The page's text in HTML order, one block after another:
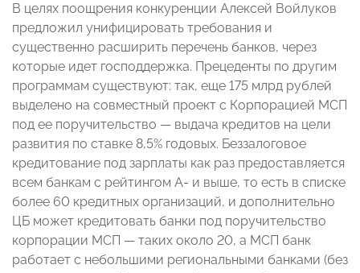
В целях поощрения конкуренции Алексей Войлуков
предложил унифицировать требования и
существенно расширить перечень банков, через
которые идет господдержка. Прецеденты по другим
программам существуют: так, еще 175 млрд рублей
выделено на совместный проект с Корпорацией МСП
под ее поручительство — выдача кредитов на цели
развития по ставке 8,5% годовых. Беззалоговое
кредитование под зарплаты как раз предоставляется
всем банкам с рейтингом А- и выше, то есть в списке
более 60 кредитных организаций, и дополнительно
ЦБ может кредитовать банки под поручительство
корпорации МСП — таких около 20, а МСП банк
работает с небольшими региональными банками (без